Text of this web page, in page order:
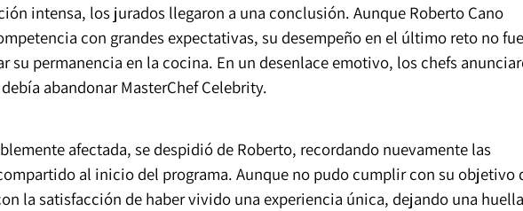
intensa, los jurados llegaron a una conclusión. Aunque Roberto Cano
con grandes expectativas, su desempeño en el último reto no fue
su permanencia en la cocina. En un desenlace emotivo, los chefs
abandonar MasterChef Celebrity.
afectada, se despidió de Roberto, recordando nuevamente las
al inicio del programa. Aunque no pudo cumplir con su objetivo
la satisfacción de haber vivido una experiencia única, dejando una huella